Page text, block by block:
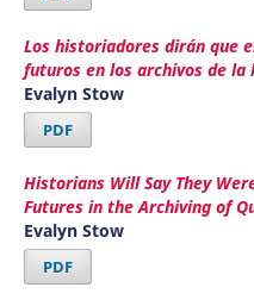
Los historiadores dirán que
futuros en los archivos de la
Evalyn Stow
PDF
Historians Will Say They
Futures in the Archiving of
Evalyn Stow
PDF